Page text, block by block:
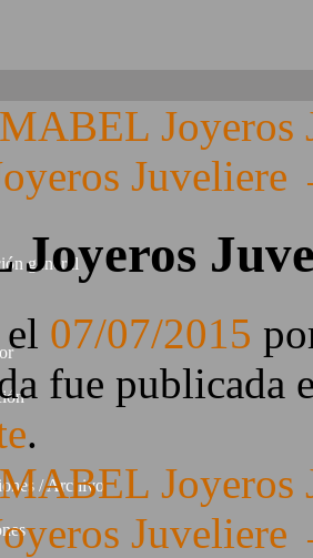
general
/ Archivo
Joyeros
Juveliere
07/07/2015
fue publicada
.
Joyeros
Juveliere